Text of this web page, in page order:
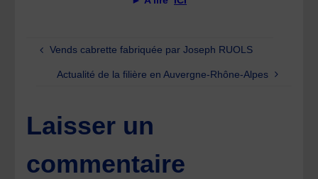
Vends cabrette fabriquée par Joseph RUOLS
Actualité de la filière en Auvergne-Rhône-Alpes
Laisser un
commentaire